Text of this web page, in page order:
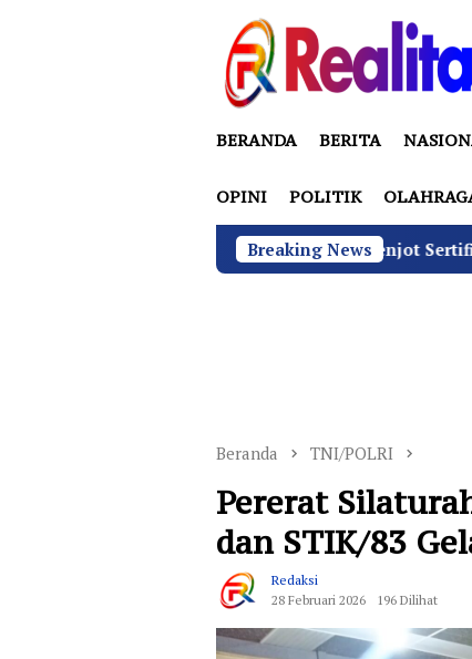
BERANDA BERITA
OPINI POLITIK
Breaking News
di Bawah Sudaryono Genjot Sertifikasi Wajib SLHS,
Beranda TNI/POLRI
Pererat
dan STIK/83
Redaksi
28 Februari 2026
196 Dilihat